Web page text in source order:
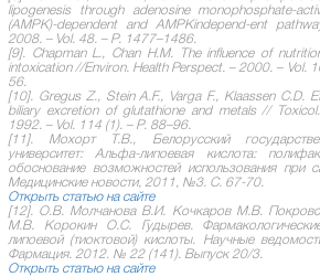
lipogenesis through adenosine monophosphate-
(AMPK)-dependent and AMPKindepend-ent
2008. – Vol. 48. – P. 1477–1486.
[9]. Chapman L., Chan H.M. The influence of
intoxication //Environ. Health Perspect. – 2000. – Vol.
56.
[10]. Gregus Z., Stein A.F., Varga F., Klaassen C.D.
biliary excretion of glutathione and metals //
1992. – Vol. 114 (1). – P. 88–96.
[11]. Мохорт Т.В., Белорусский
университет: Альфа-липоевая кислота:
обоснование возможностей использования при
Медицинские новости, 2011, №3. С. 67-70.
Открыть статью на сайте
[12]. О.В. Молчанова В.И. Кочкаров М.В.
М.В. Корокин О.С. Гудырев.
липоевой (тиоктовой) кислоты. Научные
Фармация. 2012. № 22 (141). Выпуск 20/3.
Открыть статью на сайте